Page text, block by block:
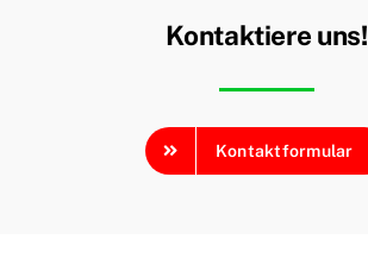
Kontaktiere uns!
Kontaktformular